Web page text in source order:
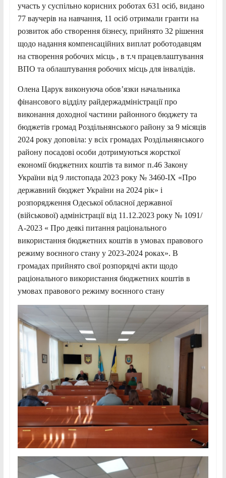
участь у суспільно корисних роботах 631 осіб, видано
77 ваучерів на навчання, 11 осіб отримали гранти на
розвиток або створення бізнесу, прийнято 32 рішення
щодо надання компенсаційних виплат роботодавцям
на створення робочих місць , в т.ч працевлаштування
ВПО та облаштування робочих місць для інвалідів.
Олена Царук виконуюча обов’язки начальника
фінансового відділу райдержадміністрації про
виконання доходної частини районного бюджету та
бюджетів громад Роздільнянського району за 9 місяців
2024 року доповіла: у всіх громадах Роздільнянського
району посадові особи дотримуються жорсткої
економії бюджетних коштів та вимог п.46 Закону
України від 9 листопада 2023 року № 3460-ІХ «Про
державний бюджет України на 2024 рік» і
розпорядження Одеської обласної державної
(військової) адміністрації від 11.12.2023 року № 1091/
А-2023 « Про деякі питання раціонального
використання бюджетних коштів в умовах правового
режиму воєнного стану у 2023-2024 роках». В
громадах прийнято свої розпорядчі акти щодо
раціонального використання бюджетних коштів в
умовах правового режиму воєнного стану